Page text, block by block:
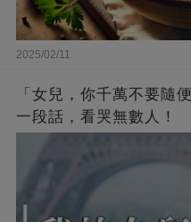
2025/02/11
「女兒，你千萬不要隨
一段話，看哭無數人！